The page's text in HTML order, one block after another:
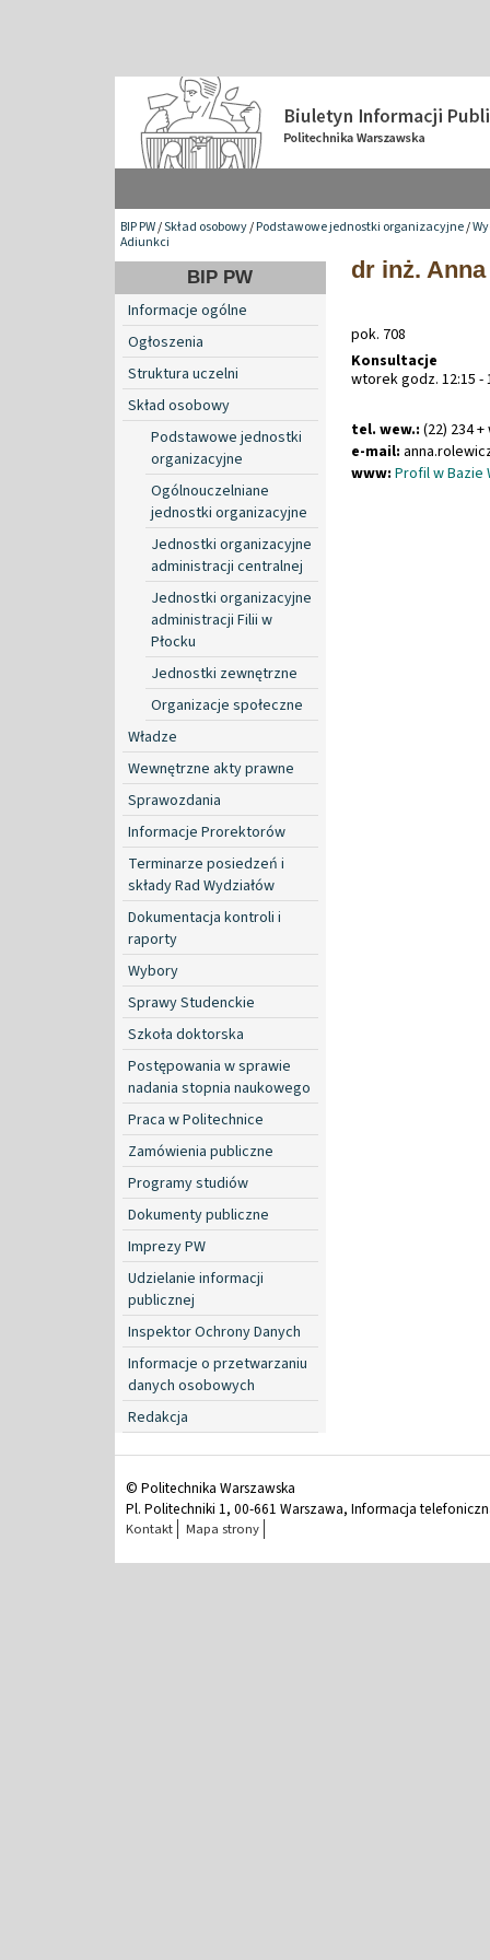
BIP PW/Skład osobowy/Podstawowe jednostki organizacyjne/
Adiunkci
BIP PW
Informacje ogólne
Ogłoszenia
Struktura uczelni
Skład osobowy
Podstawowe jednostki
organizacyjne
Ogólnouczelniane
jednostki organizacyjne
Jednostki organizacyjne
administracji centralnej
Jednostki organizacyjne
administracji Filii w
Płocku
Jednostki zewnętrzne
Organizacje społeczne
Władze
Wewnętrzne akty prawne
Sprawozdania
Informacje Prorektorów
Terminarze posiedzeń i
składy Rad Wydziałów
Dokumentacja kontroli i
raporty
Wybory
Sprawy Studenckie
Szkoła doktorska
Postępowania w sprawie
nadania stopnia naukowego
Praca w Politechnice
Zamówienia publiczne
Programy studiów
Dokumenty publiczne
Imprezy PW
Udzielanie informacji
publicznej
Inspektor Ochrony Danych
Informacje o przetwarzaniu
danych osobowych
Redakcja
dr inż.
pok. 708
Konsultacje
wtorek godz. 12:15 -
tel. wew.: (22) 234
e-mail: anna.
www: Profil w Bazie
© Politechnika Warszawska
Pl. Politechniki 1, 00-661 Warszawa, Informacja
Kontakt Mapa strony